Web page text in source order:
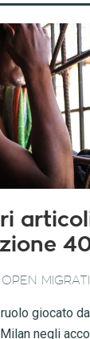
OPEN
giocato
negli